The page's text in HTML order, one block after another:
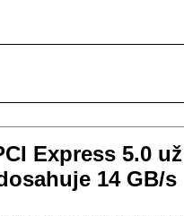
Express 5.0
14 GB/s